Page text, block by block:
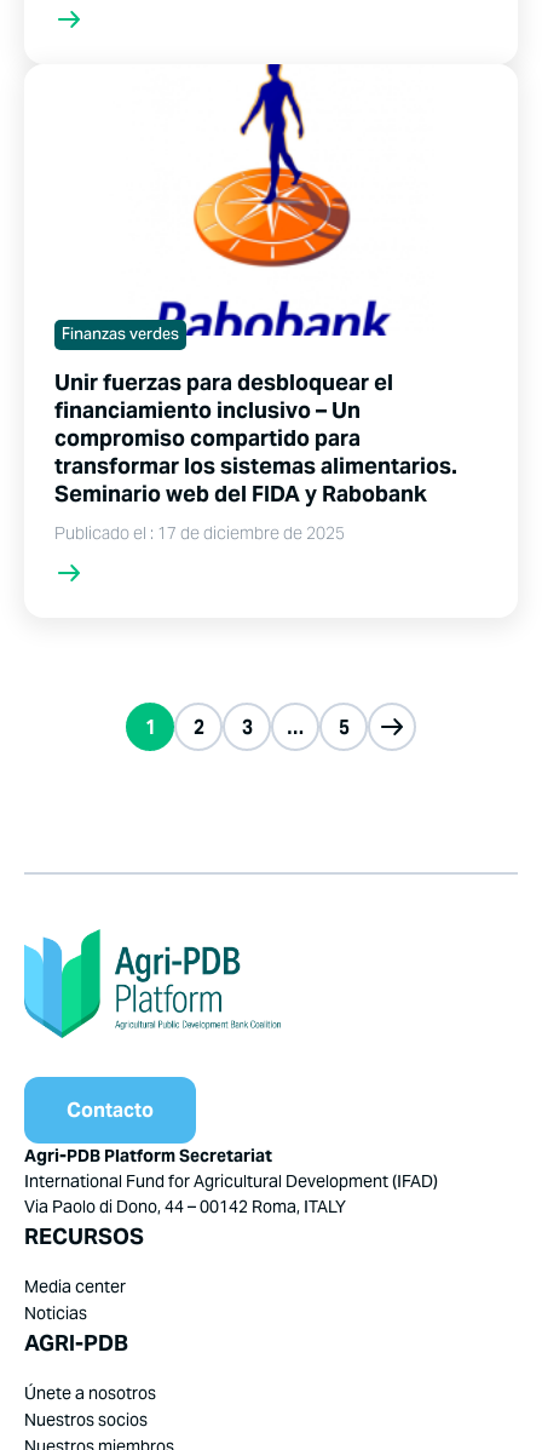
Finanzas verdes
Unir fuerzas para desbloquear el
financiamiento inclusivo – Un
compromiso compartido para
transformar los sistemas alimentarios.
Seminario web del FIDA y Rabobank
Publicado el : 17 de diciembre de 2025
1 2 3 … 5
Contacto
Agri-PDB Platform Secretariat
International Fund for Agricultural Development (IFAD)
Via Paolo di Dono, 44 – 00142 Roma, ITALY
RECURSOS
Media center
Noticias
AGRI-PDB
Únete a nosotros
Nuestros socios